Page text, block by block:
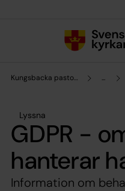
Kungsbacka pastorat ...
Lyssna
GDPR -
hanterar
Information om